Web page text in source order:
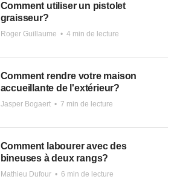
Comment utiliser un pistolet
graisseur?
Roger Guillaume • 4 min de lecture
Comment rendre votre maison
accueillante de l'extérieur?
Jasper Bogaert • 7 min de lecture
Comment labourer avec des
bineuses à deux rangs?
Mathieu Dufour • 6 min de lecture